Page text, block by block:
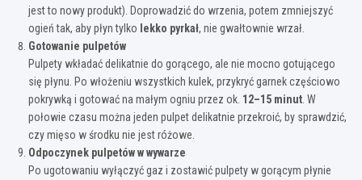
jest to nowy produkt). Doprowadzić do wrzenia, potem zmniejszyć
ogień tak, aby płyn tylko lekko pyrkał, nie gwałtownie wrzał.
Gotowanie pulpetów
Pulpety wkładać delikatnie do gorącego, ale nie mocno gotującego
się płynu. Po włożeniu wszystkich kulek, przykryć garnek częściowo
pokrywką i gotować na małym ogniu przez ok. 12–15 minut . W
połowie czasu można jeden pulpet delikatnie przekroić, by sprawdzić,
czy mięso w środku nie jest różowe.
Odpoczynek pulpetów w wywarze
Po ugotowaniu wyłączyć gaz i zostawić pulpety w gorącym płynie